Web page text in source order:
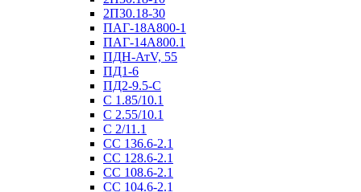
2П30.18-30
ПАГ-18А800-1
ПАГ-14А800.1
ПДН-АтV, 55
ПД1-6
ПД2-9.5-С
С 1.85/10.1
С 2.55/10.1
С 2/11.1
СС 136.6-2.1
СС 128.6-2.1
СС 108.6-2.1
СС 104.6-2.1